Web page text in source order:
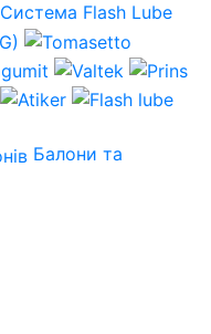
Система Flash Lube
Балони та